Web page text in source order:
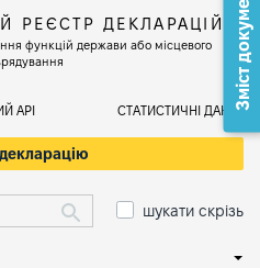
РЕЄСТР ДЕКЛАРАЦІЙ
функцій держави або місцевого
АРІ СТАТИСТИЧНІ ДАНІ
шукати скрізь
Зміст документа